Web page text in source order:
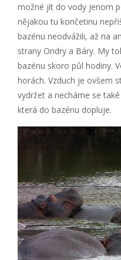
možné jít do vody jenom
nějakou tu končetinu
bazénu neodvážili, až na
strany Ondry a Báry. My
bazénu skoro půl hodiny.
horách. Vzduch je ovšem
vydržet a necháme se
která do bazénu dopluje.